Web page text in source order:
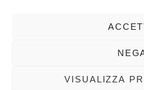
VISUALIZZA
COPYRIGHT 2025 LA VOCE |
BCC DI